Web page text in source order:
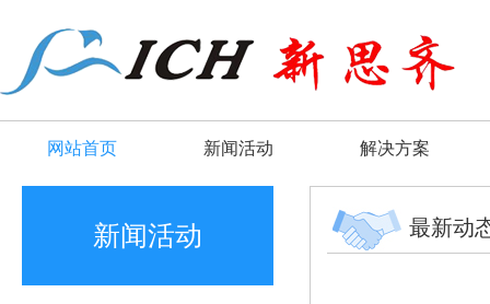
网站首页 新闻活动 解决方案
新闻活动 最新动